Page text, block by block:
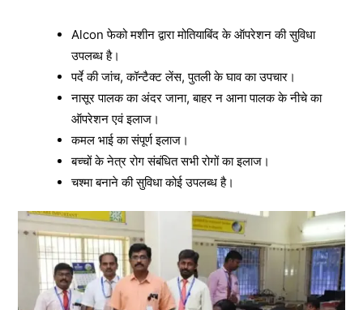
Alcon फेको मशीन द्वारा मोतियाबिंद के ऑपरेशन की सुविधा
उपलब्ध है।
पर्दे की जांच, कॉन्टैक्ट लेंस, पुतली के घाव का उपचार।
नासूर पालक का अंदर जाना, बाहर न आना पालक के नीचे का
ऑपरेशन एवं इलाज।
कमल भाई का संपूर्ण इलाज।
बच्चों के नेत्र रोग संबंधित सभी रोगों का इलाज।
चश्मा बनाने की सुविधा कोई उपलब्ध है।